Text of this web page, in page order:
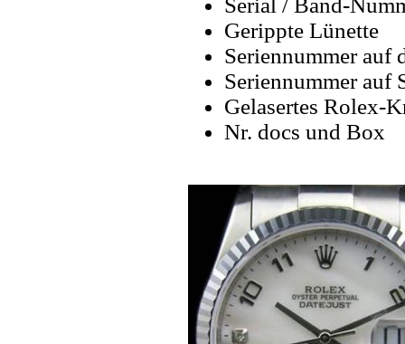
Serial / Band-
Gerippte Lünette
Seriennummer auf
Seriennummer auf
Gelasertes Rolex-
Nr. docs und Box